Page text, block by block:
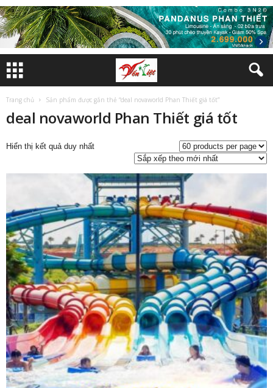
Trang chủ Sản phẩm được gắn thẻ “deal novaworld Phan Thiết giá tốt”
deal novaworld Phan Thiết giá tốt
Hiển thị kết quả duy nhất